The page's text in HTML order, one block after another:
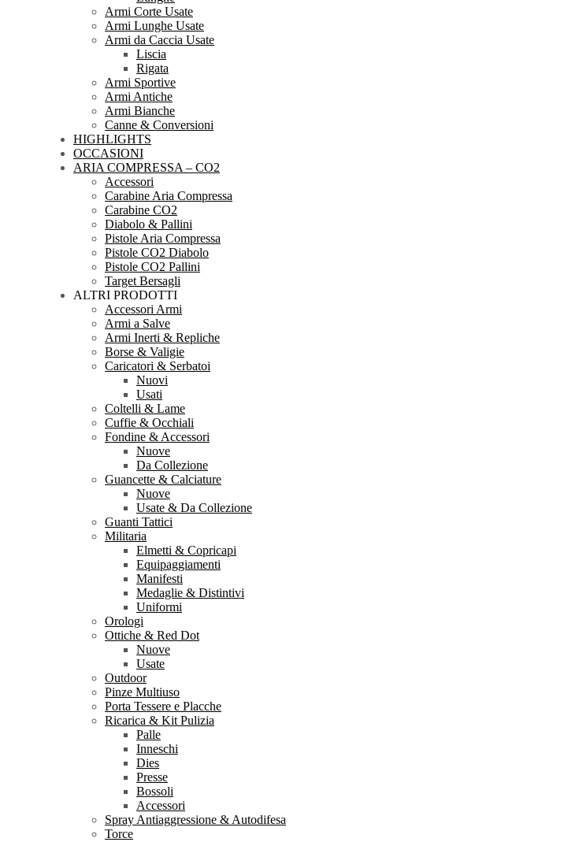
Armi Corte Usate
Armi Lunghe Usate
Armi da Caccia Usate
Liscia
Rigata
Armi Sportive
Armi Antiche
Armi Bianche
Canne & Conversioni
HIGHLIGHTS
OCCASIONI
ARIA COMPRESSA – CO2
Accessori
Carabine Aria Compressa
Carabine CO2
Diabolo & Pallini
Pistole Aria Compressa
Pistole CO2 Diabolo
Pistole CO2 Pallini
Target Bersagli
ALTRI PRODOTTI
Accessori Armi
Armi a Salve
Armi Inerti & Repliche
Borse & Valigie
Caricatori & Serbatoi
Nuovi
Usati
Coltelli & Lame
Cuffie & Occhiali
Fondine & Accessori
Nuove
Da Collezione
Guancette & Calciature
Nuove
Usate & Da Collezione
Guanti Tattici
Militaria
Elmetti & Copricapi
Equipaggiamenti
Manifesti
Medaglie & Distintivi
Uniformi
Orologi
Ottiche & Red Dot
Nuove
Usate
Outdoor
Pinze Multiuso
Porta Tessere e Placche
Ricarica & Kit Pulizia
Palle
Inneschi
Dies
Presse
Bossoli
Accessori
Spray Antiaggressione & Autodifesa
Torce